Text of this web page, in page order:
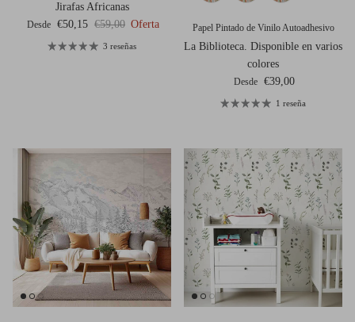
Jirafas Africanas
Precio de venta
Desde €50,15 Precio normal
€59,00 Oferta
3 reseñas
Papel Pintado de Vinilo Autoadhesivo
La Biblioteca. Disponible en varios
colores
Precio normal
Desde €39,00
1 reseña